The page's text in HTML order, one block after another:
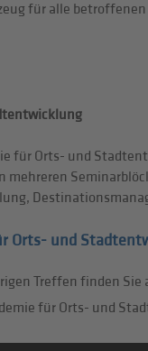
für alle
für Orts- und
mehreren
Orts- und
Treffen finden Sie
für Orts- und